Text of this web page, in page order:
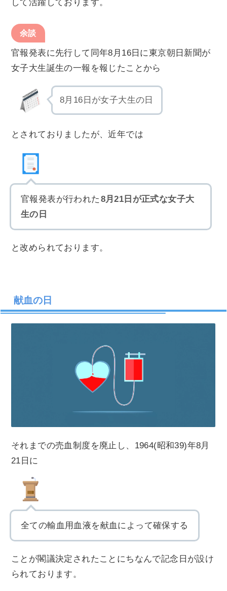
して活躍しております。
余談
官報発表に先行して同年8月16日に東京朝日新聞が
女子大生誕生の一報を報じたことから
8月16日が女子大生の日
とされておりましたが、近年では
官報発表が行われた 8月21日が正式な女子大
生の日
と改められております。
献血の日
それまでの売血制度を廃止し、1964(昭和39)年8月
21日に
全ての輸血用血液を献血によって確保する
ことが閣議決定されたことにちなんで記念日が設け
られております。